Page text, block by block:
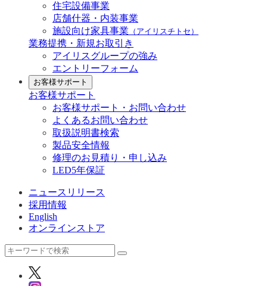
住宅設備事業
店舗什器・内装事業
施設向け家具事業 （アイリスチトセ）
業務提携・新規お取引き
アイリスグループの強み
エントリーフォーム
お客様サポート
お客様サポート
お客様サポート・お問い合わせ
よくあるお問い合わせ
取扱説明書検索
製品安全情報
修理のお見積り・申し込み
LED5年保証
ニュースリリース
採用情報
English
オンラインストア